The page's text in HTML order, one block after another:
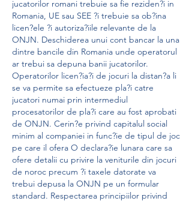
jucatorilor romani trebuie sa fie reziden?i in
Romania, UE sau SEE ?i trebuie sa ob?ina
licen?ele ?i autoriza?iile relevante de la
ONJN. Deschiderea unui cont bancar la una
dintre bancile din Romania unde operatorul
ar trebui sa depuna banii jucatorilor.
Operatorilor licen?ia?i de jocuri la distan?a li
se va permite sa efectueze pla?i catre
jucatori numai prin intermediul
procesatorilor de pla?i care au fost aprobati
de ONJN. Cerin?e privind capitalul social
minim al companiei in func?ie de tipul de joc
pe care il ofera O declara?ie lunara care sa
ofere detalii cu privire la veniturile din jocuri
de noroc precum ?i taxele datorate va
trebui depusa la ONJN pe un formular
standard. Respectarea principiilor privind